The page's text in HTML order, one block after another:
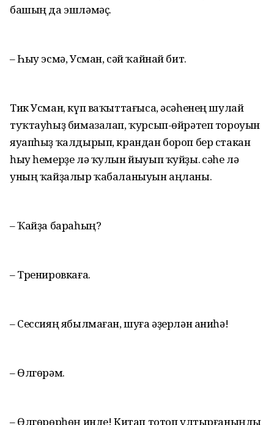
башың да эшләмәҫ.
– Һыу эсмә, Усман, сәй ҡайнай бит.
Тик Усман, күп ваҡыттағыса, әсәһенең шулай
туҡтауһыҙ бимазалап, ҡурсып-өйрәтеп тороуын
яуапһыҙ ҡалдырып, крандан бороп бер стакан
һыу һемерҙе лә ҡулын йыуып ҡуйҙы. Әсәһе лә
уның ҡайҙалыр ҡабаланыуын аңланы.
– Ҡайҙа бараһың?
– Тренировкаға.
– Сессияң ябылмаған, шуға әҙерлән аниһә!
– Өлгөрәм.
– Өлгөрөрһөң инде! Китап тотоп ултырғаныңды